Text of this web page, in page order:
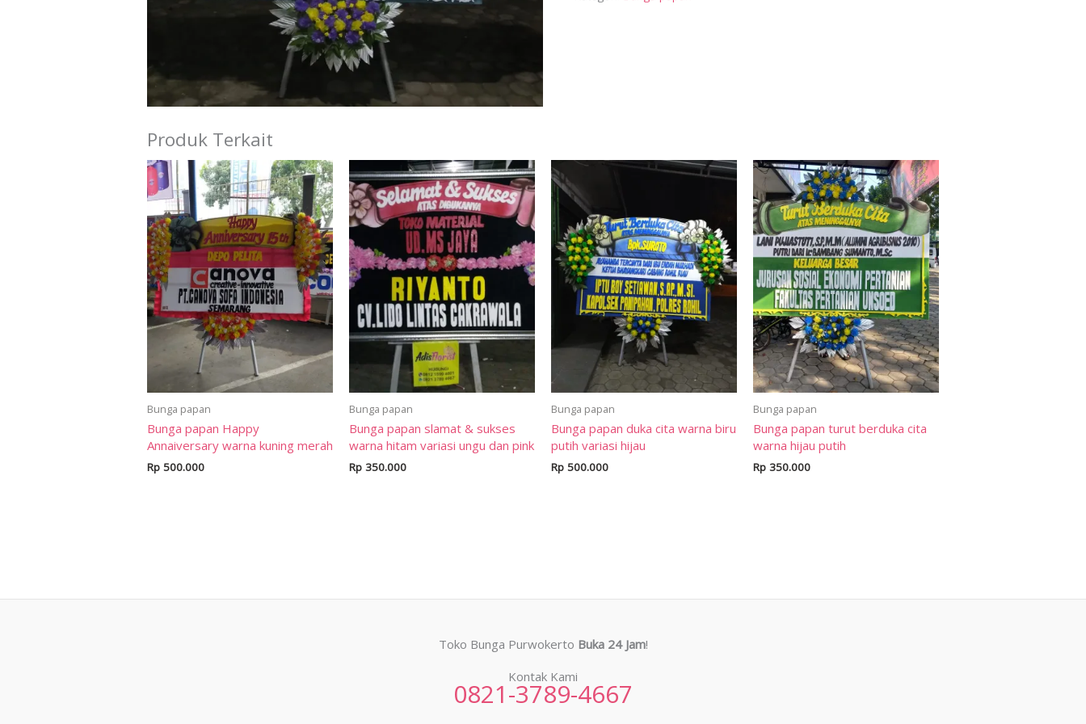
Produk Terkait
Bunga papan
Bunga papan Happy
Annaiversary warna kuning merah
Rp 500.000
Bunga papan
Bunga papan slamat & sukses
warna hitam variasi ungu dan pink
Rp 350.000
Bunga papan
Bunga papan duka cita warna biru
putih variasi hijau
Rp 500.000
Bunga papan
Bunga papan turut berduka cita
warna hijau putih
Rp 350.000
Toko Bunga Purwokerto Buka 24 Jam!
Kontak Kami
0821-3789-4667